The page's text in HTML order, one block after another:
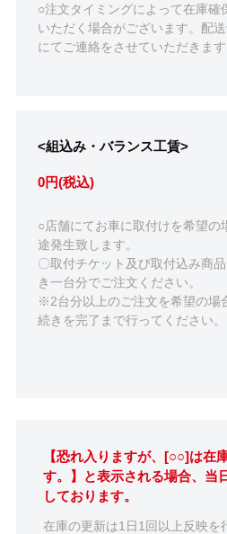
○注文タイミングによって在庫確
いただく場合がございます。配
にてご連絡をさせていただきます
<組込み・バランス工賃>
0円(税込)
○店舗にてお車に取付けを希望の
途発生致します。
〇取付チケット及び取付込み商
き一台分でご注文ください。
※2台分以上のご注文を希望の場
続きを完了まで行ってください。
【恐れ入りますが、[○○]は在
す。】と表示される場合、当
しております。
在庫の更新は1日1回以上反映を